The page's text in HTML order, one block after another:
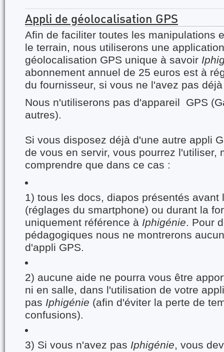
Appli de géolocalisation GPS
Afin de faciliter toutes les manipulations
le terrain, nous utiliserons une
géolocalisation GPS unique à savoir
abonnement annuel de 25 euros est à
du fournisseur, si vous ne l'avez pas
Nous n'utiliserons pas d'appareil GPS
autres).
Si vous disposez déjà d'une autre appli
de vous en servir, vous pourrez l'utiliser,
comprendre que dans ce cas :
1) tous les docs, diapos présentés avant
(réglages du smartphone) ou durant la
uniquement référence à Iphigénie. Pour
pédagogiques nous ne montrerons
d'appli GPS.
2) aucune aide ne pourra vous être
ni en salle, dans l'utilisation de votre
pas Iphigénie (afin d'éviter la perte de
confusions).
3) Si vous n'avez pas Iphigénie, vous